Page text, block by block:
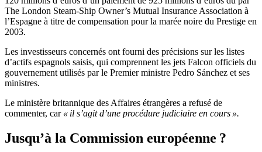
The London Steam-Ship Owner’s Mutual Insurance Association à
l’Espagne à titre de compensation pour la marée noire du Prestige en
2003.
Les investisseurs concernés ont fourni des précisions sur les listes
d’actifs espagnols saisis, qui comprennent les jets Falcon officiels du
gouvernement utilisés par le Premier ministre Pedro Sánchez et ses
ministres.
Le ministère britannique des Affaires étrangères a refusé de
commenter, car « il s’agit d’une procédure judiciaire en cours ».
Jusqu’à la Commission européenne ?